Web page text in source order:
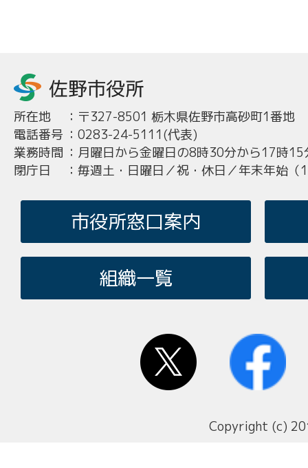
所在地 ： 〒327-8501 栃木県佐野市高砂町1番地
電話番号 ： 0283-24-5111(代表)
業務時間 ： 月曜日から金曜日の8時30分から17時15
閉庁日
： 毎週土・日曜日／祝・休日／年末年始
市役所窓口案内
組織一覧
Copyright (c)